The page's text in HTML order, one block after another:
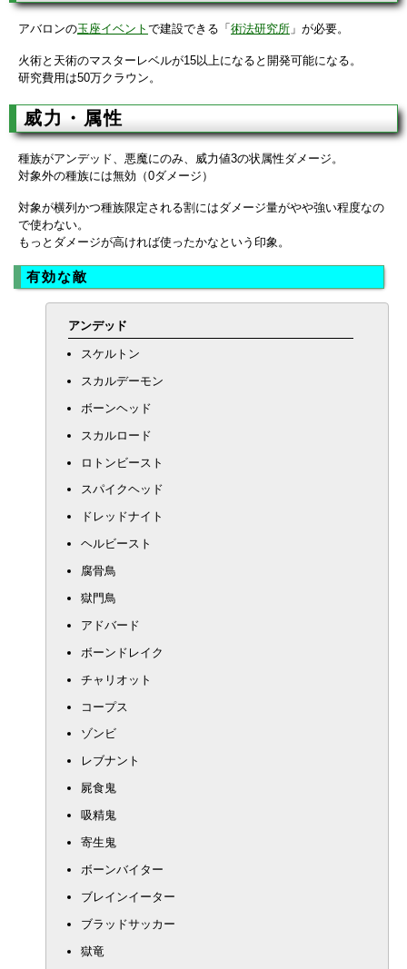
アバロンの玉座イベント で建設できる「 術法研究所 」が必要。
火術と天術のマスターレベルが15以上になると開発可能になる。
研究費用は50万クラウン。
威力・属性
種族がアンデッド、悪魔にのみ、威力値3の状属性ダメージ。
対象外の種族には無効（0ダメージ）
対象が横列かつ種族限定される割にはダメージ量がやや強い程度なの
で使わない。
もっとダメージが高ければ使ったかなという印象。
有効な敵
アンデッド
スケルトン
スカルデーモン
ボーンヘッド
スカルロード
ロトンビースト
スパイクヘッド
ドレッドナイト
ヘルビースト
腐骨鳥
獄門鳥
アドバード
ボーンドレイク
チャリオット
コープス
ゾンビ
レブナント
屍食鬼
吸精鬼
寄生鬼
ボーンバイター
ブレインイーター
ブラッドサッカー
獄竜